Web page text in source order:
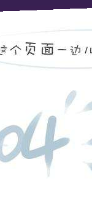
酿造神话
——“枝江”结
谦和、
不知是历史的
个 谦泰吉 ”酒，历经
这就是风行大